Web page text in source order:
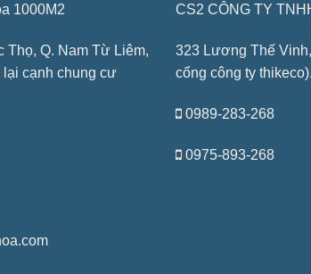
1000M2
Q. Nam Từ Liêm,
lại cạnh chung cư
CS2 CÔNG TY
323 Lương Thế
cổng công ty thikeco).
0989-283-268
0975-893-268